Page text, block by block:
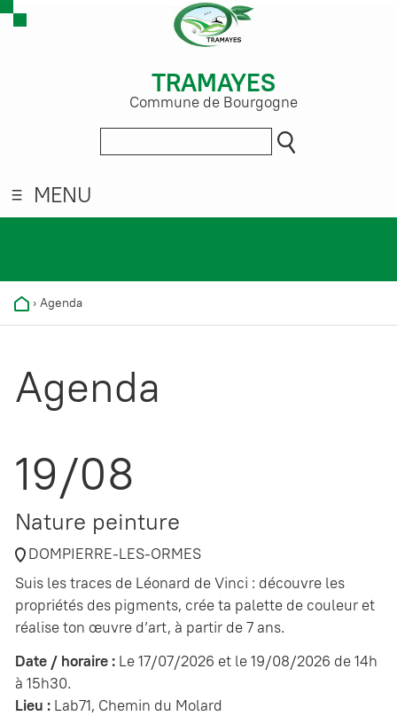
TRAMAYES
Commune de Bourgogne
MENU
› Agenda
Agenda
19/08
Nature peinture
DOMPIERRE-LES-ORMES
Suis les traces de Léonard de Vinci : découvre les
propriétés des pigments, crée ta palette de couleur et
réalise ton œuvre d’art, à partir de 7 ans.
Date / horaire : Le 17/07/2026 et le 19/08/2026 de 14h
à 15h30.
Lieu : Lab71, Chemin du Molard